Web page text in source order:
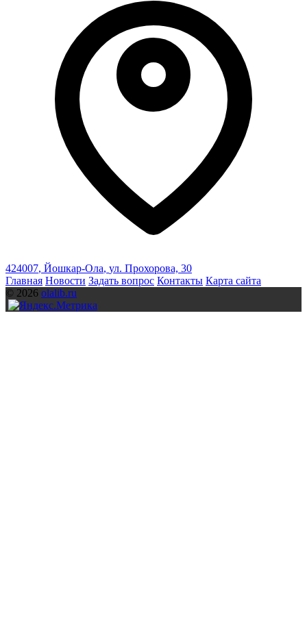
424007, Йошкар-Ола, ул. Прохорова, 30
Главная Новости Задать вопрос Контакты Карта сайта
© 2026 olalib.ru